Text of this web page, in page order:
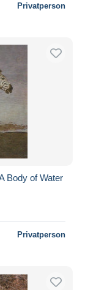
Privatperson
Body of Water
Privatperson